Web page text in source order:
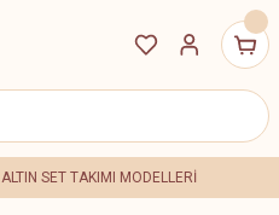
ALTIN SET TAKIMI MODELLERİ